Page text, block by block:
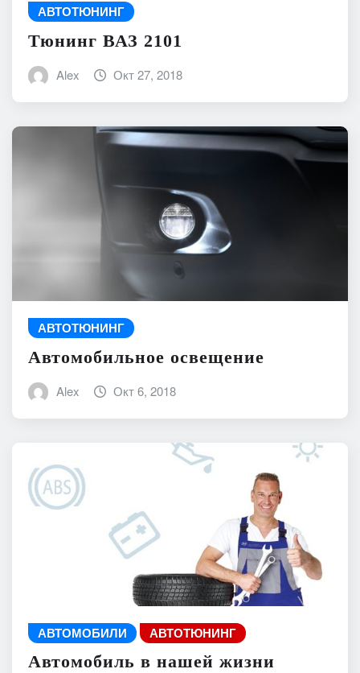
АВТОТЮНИНГ
Тюнинг ВАЗ 2101
Alex Окт 27, 2018
АВТОТЮНИНГ
Автомобильное освещение
Alex Окт 6, 2018
АВТОМОБИЛИ АВТОТЮНИНГ
Автомобиль в нашей жизни